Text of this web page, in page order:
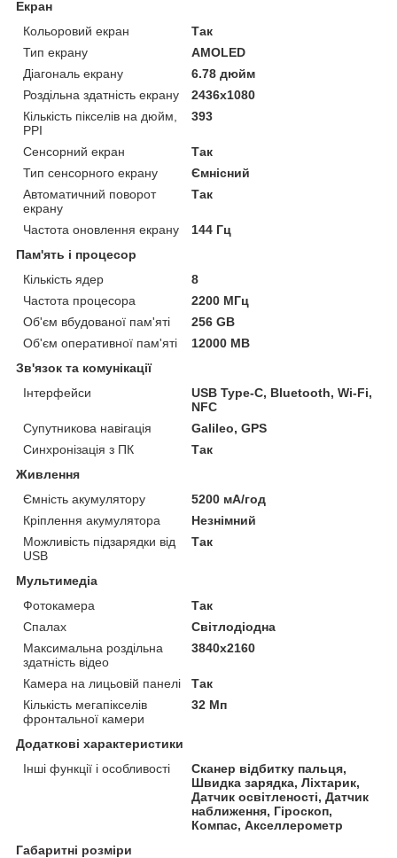
Екран
Кольоровий екран
Так
Тип екрану
AMOLED
Діагональ екрану
6.78 дюйм
Роздільна здатність екрану
2436x1080
Кількість пікселів на дюйм,
PPI
393
Сенсорний екран
Так
Тип сенсорного екрану
Ємнісний
Автоматичний поворот
екрану
Так
Частота оновлення екрану
144 Гц
Пам'ять і процесор
Кількість ядер
8
Частота процесора
2200 МГц
Об'єм вбудованої пам'яті
256 GB
Об'єм оперативної пам'яті
12000 MB
Зв'язок та комунікації
Інтерфейси
USB Type-C, Bluetooth, Wi-Fi,
NFC
Супутникова навігація
Galileo, GPS
Синхронізація з ПК
Так
Живлення
Ємність акумулятору
5200 мА/год
Кріплення акумулятора
Незнімний
Можливість підзарядки від
USB
Так
Мультимедіа
Фотокамера
Так
Спалах
Світлодіодна
Максимальна роздільна
здатність відео
3840x2160
Камера на лицьовій панелі
Так
Кількість мегапікселів
фронтальної камери
32 Мп
Додаткові характеристики
Інші функції і особливості
Сканер відбитку пальця,
Швидка зарядка, Ліхтарик,
Датчик освітленості, Датчик
наближення, Гіроскоп,
Компас, Акселлерометр
Габаритні розміри